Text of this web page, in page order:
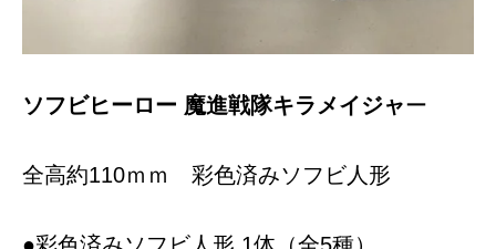
ソフビヒーロー 魔進戦隊キラメイジャー
全高約110ｍｍ 彩色済みソフビ人形